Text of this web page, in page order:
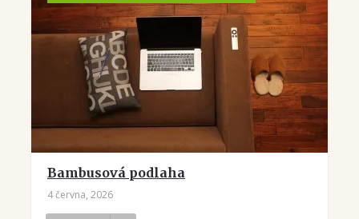
Bambusová podlaha
4 června, 2026